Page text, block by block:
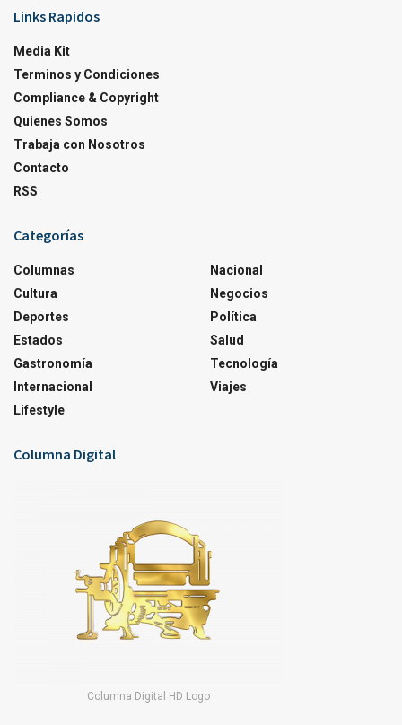
Links Rapidos
Media Kit
Terminos y Condiciones
Compliance & Copyright
Quienes Somos
Trabaja con Nosotros
Contacto
RSS
Categorías
Columnas
Cultura
Deportes
Estados
Gastronomía
Internacional
Lifestyle
Nacional
Negocios
Política
Salud
Tecnología
Viajes
Columna Digital
Columna Digital HD Logo